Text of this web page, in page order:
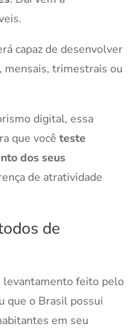
capaz de desenvolver
mensais, trimestrais ou
digital, essa
que você teste
dos seus
de atratividade
de
levantamento feito pelo
que o Brasil possui
em seu